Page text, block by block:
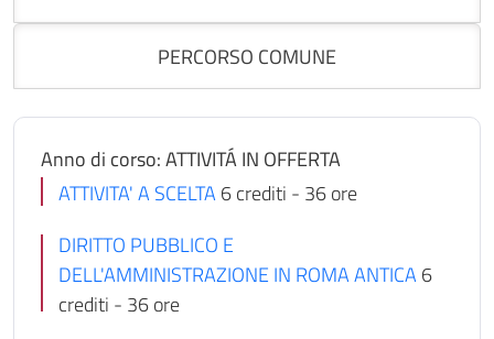
PERCORSO COMUNE
Anno di corso: ATTIVITÁ IN OFFERTA
ATTIVITA' A SCELTA 6 crediti - 36 ore
DIRITTO PUBBLICO E
DELL'AMMINISTRAZIONE IN ROMA ANTICA 6
crediti - 36 ore